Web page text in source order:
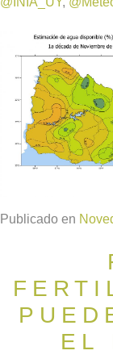
Publicado en
EL